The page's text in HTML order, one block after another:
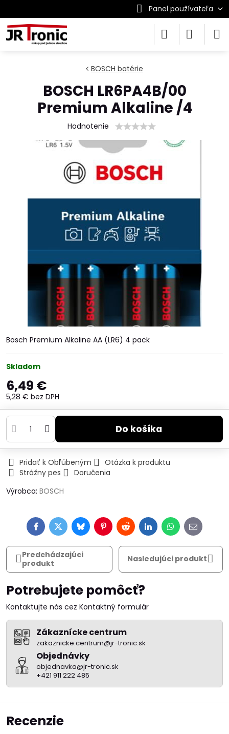
Panel používateľa
BOSCH batérie
BOSCH LR6PA4B/00
Premium Alkaline /4
Hodnotenie
Bosch Premium Alkaline AA (LR6) 4 pack
Skladom
6,49 €
5,28 € bez DPH
Do košíka
Pridať k Obľúbeným
Otázka k produktu
Strážny pes
Doručenia
Výrobca: BOSCH
FacebookTwitterBlueskyPinterestRedditLinkedInWhatsApp
E-
mail
Predchádzajúci
produkt
Nasledujúci produkt
Potrebujete pomôcť?
Kontaktujte nás cez Kontaktný formulár
Zákaznícke centrum
zakaznicke.centrum@jr-tronic.sk
Objednávky
objednavka@jr-tronic.sk
+421 911 222 485
Recenzie